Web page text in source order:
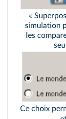
«
simulation
les
Ce choix